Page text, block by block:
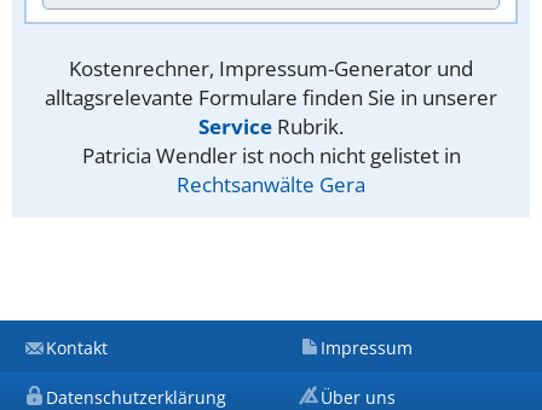
Kostenrechner, Impressum-Generator und
alltagsrelevante Formulare finden Sie in unserer
Service Rubrik.
Patricia Wendler ist noch nicht gelistet in
Rechtsanwälte Gera
Kontakt Impressum
Datenschutzerklärung Über uns